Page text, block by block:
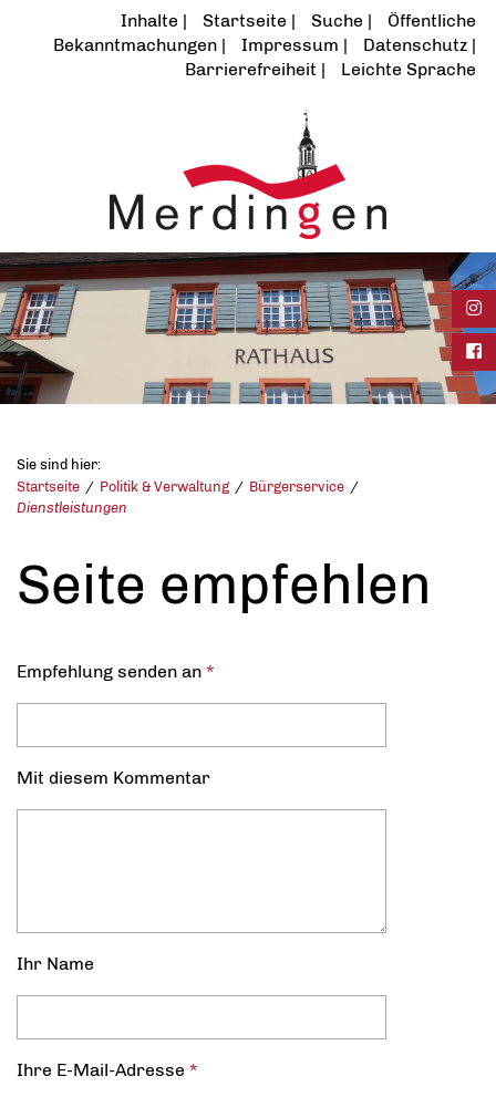
Inhalte Startseite Suche
Öffentliche
Bekanntmachungen
Impressum
Datenschutz
Barrierefreiheit
Leichte Sprache
Sie sind hier:
Startseite
Politik & Verwaltung
Bürgerservice
Dienstleistungen
Seite empfehlen
Empfehlung senden an *
Mit diesem Kommentar
Ihr Name
Ihre E-Mail-Adresse *